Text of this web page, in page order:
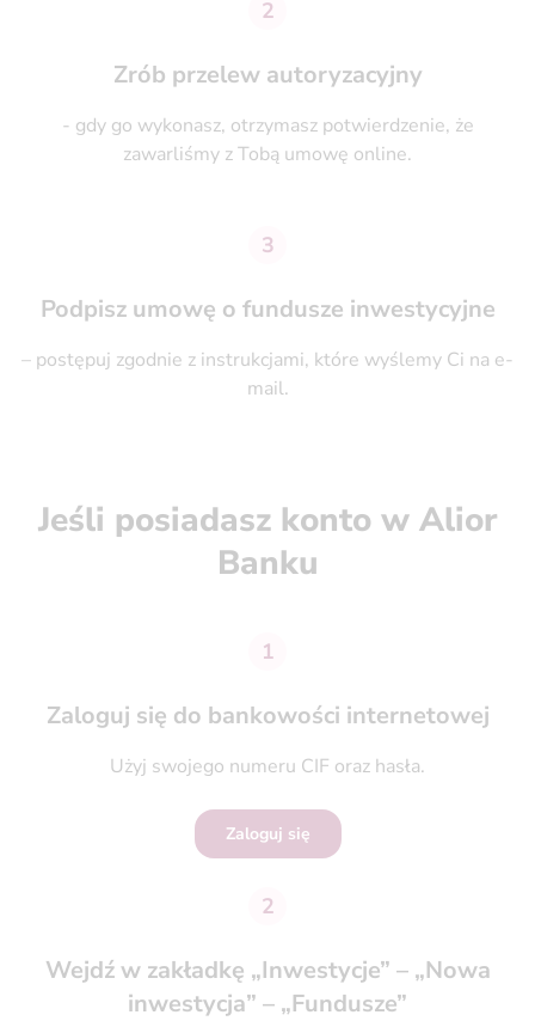
2
Zrób przelew autoryzacyjny
- gdy go wykonasz, otrzymasz potwierdzenie, że
zawarliśmy z Tobą umowę online.
3
Podpisz umowę o fundusze inwestycyjne
– postępuj zgodnie z instrukcjami, które wyślemy Ci na e-
mail.
Jeśli posiadasz konto w Alior
Banku
1
Zaloguj się do bankowości internetowej
Użyj swojego numeru CIF oraz hasła.
Zaloguj się
2
Wejdź w zakładkę „Inwestycje” – „Nowa
inwestycja” – „Fundusze”